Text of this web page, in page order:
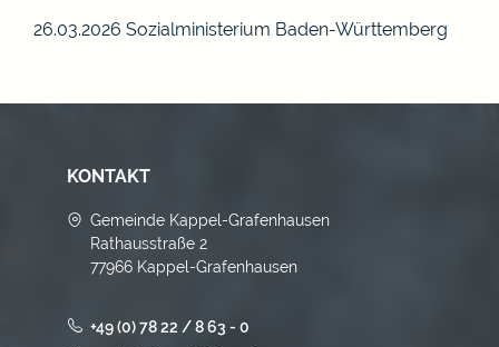
26.03.2026 Sozialministerium Baden-Württemberg
KONTAKT
Gemeinde Kappel-Grafenhausen
Rathausstraße 2
77966 Kappel-Grafenhausen
+49 (0) 78 22 / 8 63 - 0